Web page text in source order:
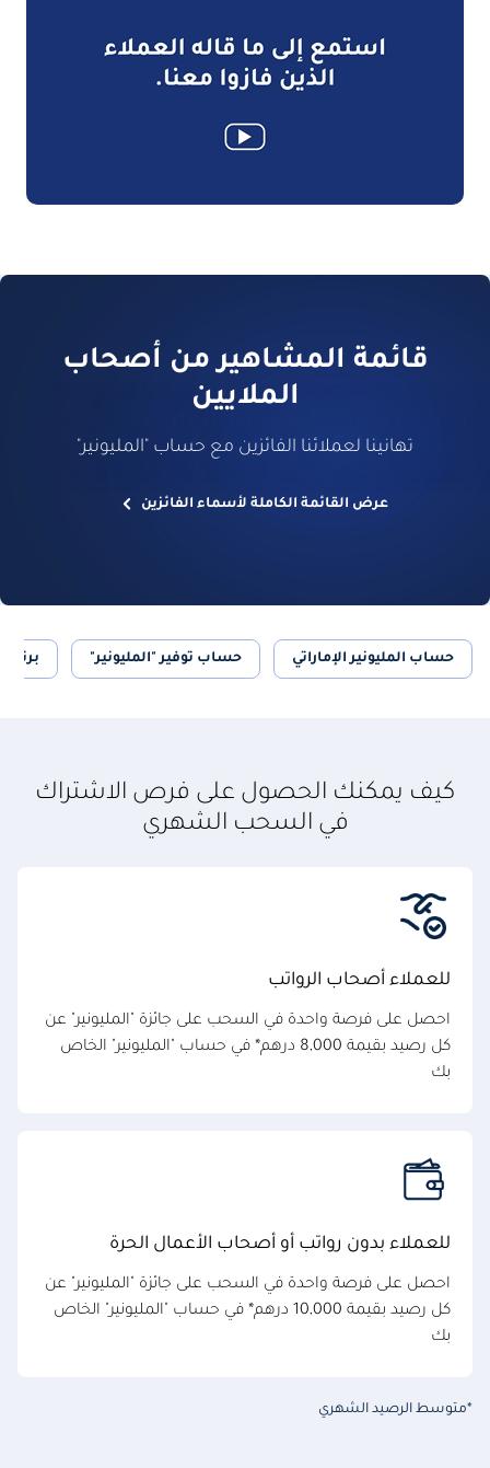
قائمة المشاهير من أصحاب
الملايين
تهانينا لعملائنا الفائزين مع حساب "المليونير"
عرض القائمة الكاملة لأسماء الفائزين
حساب المليونير الإماراتي حساب توفير "المليونير"
كيف يمكنك الحصول على فرص الاشتراك
في السحب الشهري
للعملاء أصحاب الرواتب
احصل على فرصة واحدة في السحب على جائزة "المليونير" عن
كل رصيد بقيمة 8,000 درهم* في حساب "المليونير" الخاص
بك
للعملاء بدون رواتب أو أصحاب الأعمال الحرة
احصل على فرصة واحدة في السحب على جائزة "المليونير" عن
كل رصيد بقيمة 10,000 درهم* في حساب "المليونير" الخاص
بك
*متوسط الرصيد الشهري